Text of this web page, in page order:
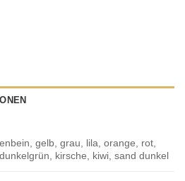
gelb, grau, lila, orange, rot,
kirsche, kiwi, sand dunkel